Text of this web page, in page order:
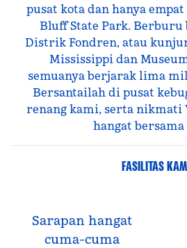
pusat kota dan hanya
Bluff State Park.
Distrik Fondren, atau
Mississippi dan
semuanya berjarak lima
Bersantailah di pusat
renang kami, serta nikmati
hangat
FASILITAS
Sarapan hangat
cuma-cuma